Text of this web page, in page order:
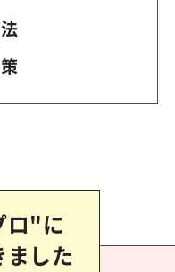
ロ"に
した